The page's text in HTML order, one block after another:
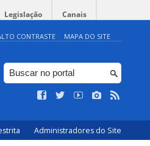
Legislação Canais
CONTRASTE MAPA DO SITE
Administradores do Site